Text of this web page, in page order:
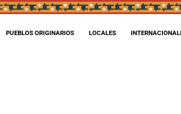
PUEBLOS ORIGINARIOS LOCALES